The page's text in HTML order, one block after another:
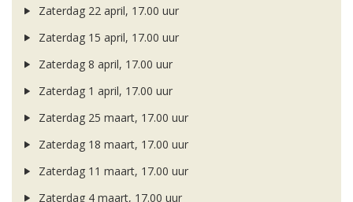
Zaterdag 22 april, 17.00 uur
Zaterdag 15 april, 17.00 uur
Zaterdag 8 april, 17.00 uur
Zaterdag 1 april, 17.00 uur
Zaterdag 25 maart, 17.00 uur
Zaterdag 18 maart, 17.00 uur
Zaterdag 11 maart, 17.00 uur
Zaterdag 4 maart, 17.00 uur